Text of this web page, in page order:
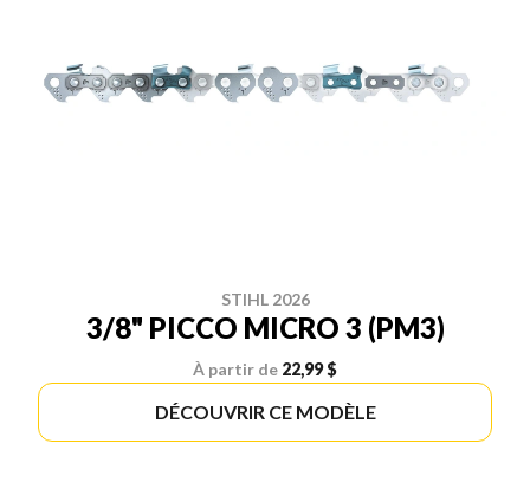
STIHL 2026
3/8" PICCO MICRO 3 (PM3)
À partir de 22,99 $
DÉCOUVRIR CE MODÈLE